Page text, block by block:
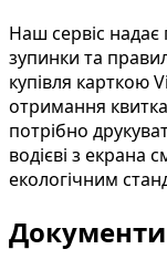
Наш сервіс
зупинки та
купівля карткою
отримання
потрібно
водієві з екрана
екологічним
Документи